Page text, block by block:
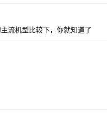
流机型比较下，你就知道了